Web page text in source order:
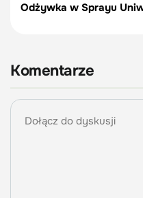
Odżywka w Sprayu
Komentarze